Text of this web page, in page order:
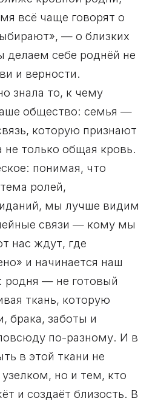
всё чаще говорят о
— о близких
себе роднёй не
и верности.
знала то, к чему
общество: семья —
которую признают
только общая кровь.
понимая, что
ролей,
мы лучше видим
связи — кому мы
нас ждут, где
и начинается наш
родня — не готовый
ткань, которую
брака, заботы и
по-разному. И в
в этой ткани не
но и тем, кто
и создаёт близость. В